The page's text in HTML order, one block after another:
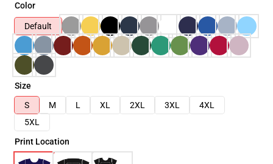
Color
Default
Size
S
M L XL 2XL 3XL
4XL
5XL
Print Location